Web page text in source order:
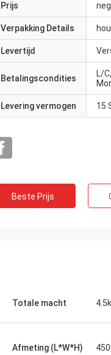
Prijs
Verpakking Details
Levertijd
Betalingscondities
L/
Levering vermogen 15
Beste Prijs
Totale macht
Afmeting (L*W*H)